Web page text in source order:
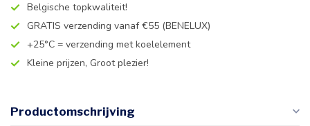
Belgische topkwaliteit!
GRATIS verzending vanaf €55 (BENELUX)
+25°C = verzending met koelelement
Kleine prijzen, Groot plezier!
Productomschrijving